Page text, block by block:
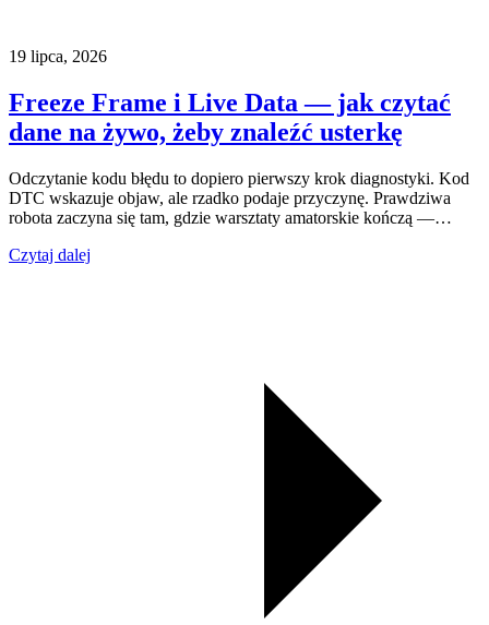
19 lipca, 2026
Freeze Frame i Live Data — jak czytać
dane na żywo, żeby znaleźć usterkę
Odczytanie kodu błędu to dopiero pierwszy krok diagnostyki. Kod
DTC wskazuje objaw, ale rzadko podaje przyczynę. Prawdziwa
robota zaczyna się tam, gdzie warsztaty amatorskie kończą —…
Czytaj dalej